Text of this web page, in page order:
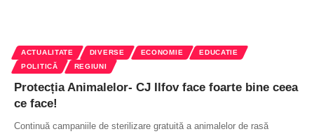
ACTUALITATE DIVERSE ECONOMIE
EDUCATIE
POLITICĂ
REGIUNI
Protecția Animalelor- CJ Ilfov face foarte bine ceea
ce face!
Continuă campaniile de sterilizare gratuită a animalelor de rasă